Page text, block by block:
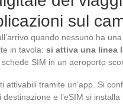
sul
quando nessuno ha
in tavola: si attiva una linea
SIM in un aeroporto
attivabili tramite un’app. Si
e l’eSIM si